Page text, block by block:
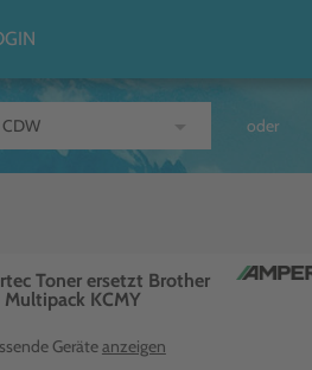
oder
Toner ersetzt Brother
KCMY
Geräteanzeigen